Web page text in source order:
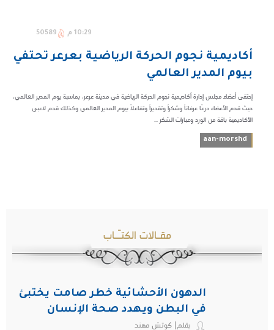
10:29 م 50589
أكاديمية نجوم الحركة الرياضية بعرعر تحتفي
بيوم المدير العالمي
إحتفى أعضاء مجلس إدارة أكاديمية نجوم الحركة الرياضية في مدينة عرعر، بماسبة يوم المدير العالمي،
حيث قدم الأعضاء درعًا عرفاناً وشكراً وتقديراً وتفاعلًا بيوم المدير العالمي وكذلك قدم لاعبي
الأكاديمية باقة من الورد وعبارات الشكر ...
aan-morshd
مقـالات الكتـّـاب
الدهون الأحشائية خطر صامت يختبئ
في البطن ويهدد صحة الإنسان
بقلم| كوتش مهند